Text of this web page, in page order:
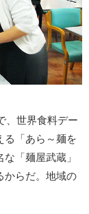
、世界食料デー
る「あら～麺を
「麺屋武蔵」
からだ。地域の